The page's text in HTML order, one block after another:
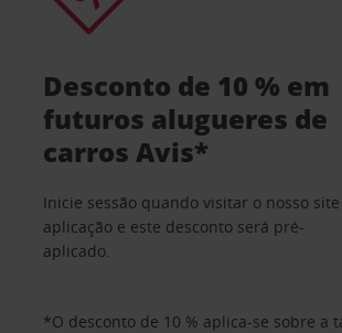
Desconto de 10 % em
futuros alugueres de
carros Avis*
Inicie sessão quando visitar o nosso site
aplicação e este desconto será pré-
aplicado.
*O desconto de 10 % aplica-se sobre